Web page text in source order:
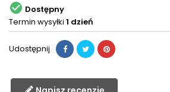
 Dostępny
Termin wysyłki 1 dzień
Udostępnij